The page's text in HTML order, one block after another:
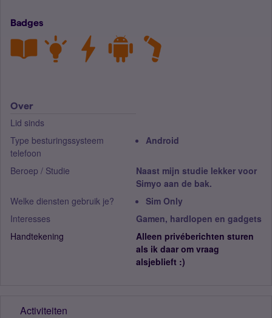
Badges
Over
Lid sinds
Type besturingssysteem
telefoon
Android
Beroep / Studie
Naast mijn studie lekker voor
Simyo aan de bak.
Welke diensten gebruik je?
Sim Only
Interesses
Gamen, hardlopen en gadgets
Handtekening
Alleen privéberichten sturen
als ik daar om vraag
alsjeblieft :)
Activiteiten